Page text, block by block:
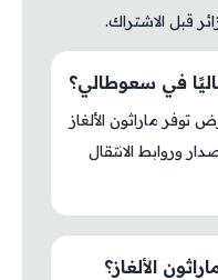
قبل الاشتراك.
في سعوطالي؟
ماراثون الألغاز
وروابط الانتقال
الألغاز؟